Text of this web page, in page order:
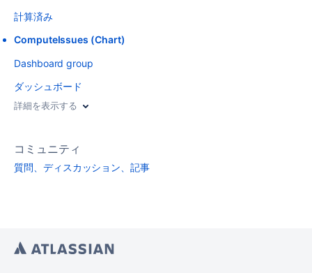
計算済み
ComputeIssues (Chart)
Dashboard group
ダッシュボード
詳細を表示する
コミュニティ
質問、ディスカッション、記事